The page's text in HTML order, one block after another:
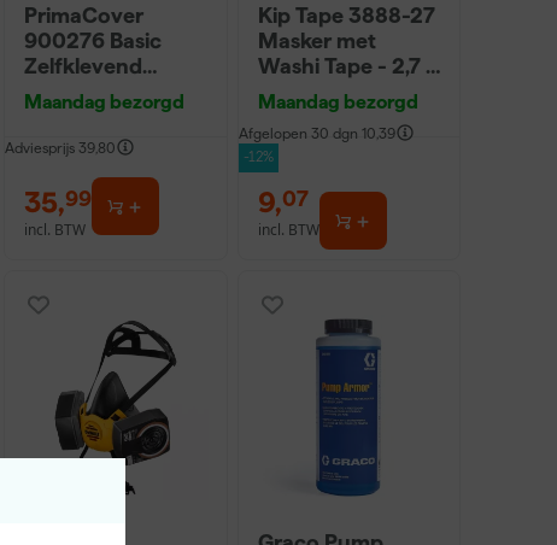
PrimaCover
900276 Basic
Zelfklevend
Afdekvlies - 25 x
0,65 m
Maandag bezorgd
Adviesprijs 39,80
35,99
incl. BTW
Kip Tape 3888-27
Masker met
Washi Tape - 2,7 x
20m
Maandag bezorgd
Afgelopen 30 dgn 10,39
-12%
9,07
incl. BTW